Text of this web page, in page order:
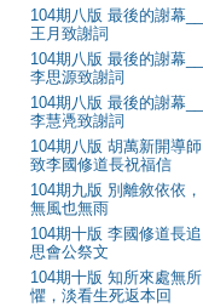
104期八版 最後的謝幕__
王月致謝詞
104期八版 最後的謝幕__
李思源致謝詞
104期八版 最後的謝幕__
李慧凴致謝詞
104期八版 胡萬新開導師
致李國修道長祝福信
104期九版 別離敘依依，
無風也無雨
104期十版 李國修道長追
思會公祭文
104期十版 知所來處無所
懼，淡看生死返本回